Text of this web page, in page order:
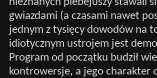
gwiazdami (a czasami nawet
jednym z tysięcy dowodów na
idiotycznym ustrojem jest
Program od początku budził
kontrowersje, a jego charakter